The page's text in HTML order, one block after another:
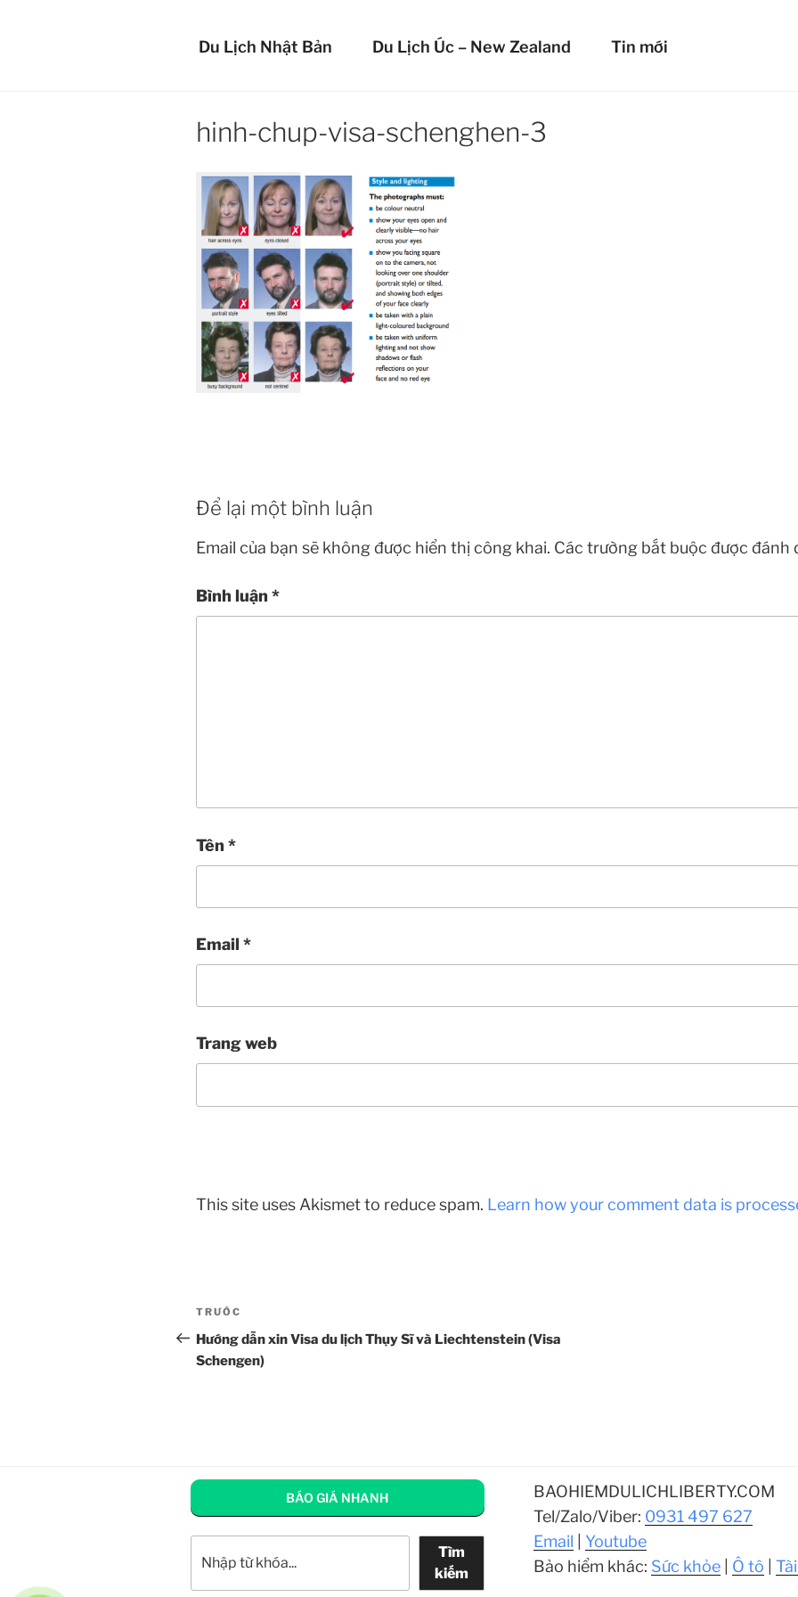
BẢO HIỂM DU LỊCH LIBERTY
Du Lịch Nhật Bản Du Lịch Úc – New Zealand Tin mới
hinh-chup-visa-schenghen-3
Để lại một bình luận
Email của bạn sẽ không được hiển thị công khai. Các trường bắt buộc được đánh
Bình luận *
Tên *
Email *
Trang web
This site uses Akismet to reduce spam. Learn how your comment data is
Điều
hướng
bài
Bài
cũ
hơn
TRƯỚC
Hướng dẫn xin Visa du lịch Thụy Sĩ và Liechtenstein (Visa
Schengen)
BÁO GIÁ NHANH
Tìm
kiếm
BAOHIEMDULICHLIBERTY.COM
Tel/Zalo/Viber: 0931 497 627
Email
Youtube
Bảo hiểm khác: Sức khỏe| Ô tô